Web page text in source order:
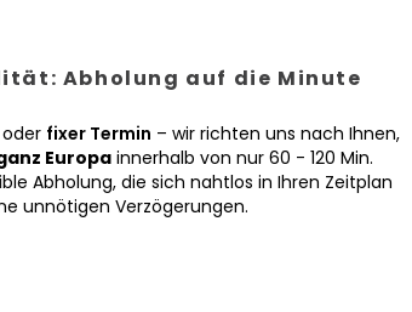
Abholung auf die Minute
oder fixer Termin – wir richten uns nach Ihnen,
Europa innerhalb von nur 60 - 120 Min.
Abholung, die sich nahtlos in Ihren Zeitplan
unnötigen Verzögerungen.